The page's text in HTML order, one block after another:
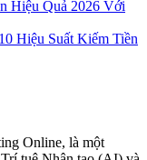
Hiệu Quả 2026 Với
Hiệu Suất Kiếm Tiền
Online, là một